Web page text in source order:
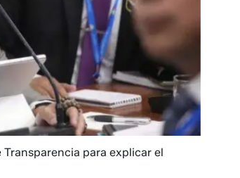
para explicar el